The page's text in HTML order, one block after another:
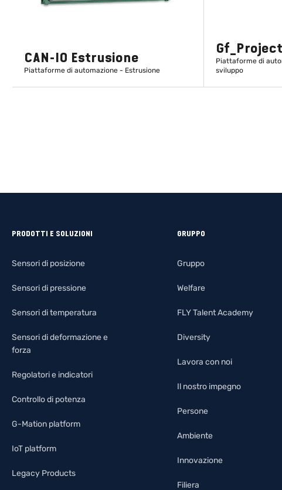
CAN-IO Estrusione
Piattaforme di automazione - Estrusione
Piattaforme di
sviluppo
PRODOTTI E SOLUZIONI
Sensori di posizione
Sensori di pressione
Sensori di temperatura
Sensori di deformazione e
forza
Regolatori e indicatori
Controllo di potenza
G-Mation platform
IoT platform
Legacy Products
GRUPPO
Gruppo
Welfare
FLY Talent Academy
Diversity
Lavora con noi
Il nostro impegno
Persone
Ambiente
Innovazione
Filiera